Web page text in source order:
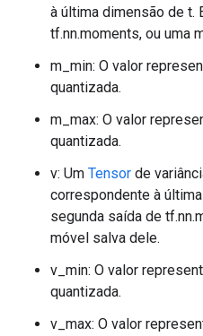
à última dimensão de t.
tf.nn.moments, ou uma
m_min: O valor
quantizada.
m_max: O valor
quantizada.
v: Um Tensor de
correspondente à
segunda saída de
móvel salva dele.
v_min: O valor
quantizada.
v_max: O valor